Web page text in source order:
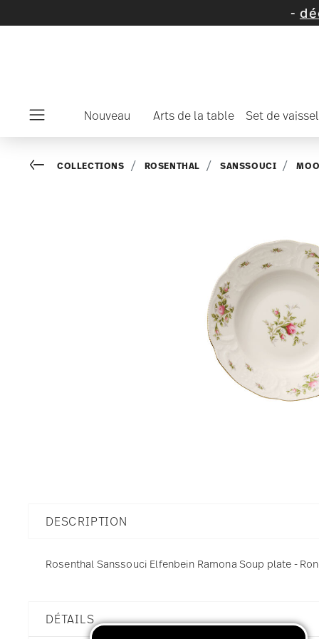
Nouveau Arts de la table Set de
Go backCOLLECTIONS ROSENTHAL SANSSOUCI
DESCRIPTION
Rosenthal Sanssouci Elfenbein Ramona Soup plate -
DÉTAILS